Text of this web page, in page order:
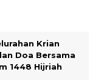
Krian
Doa Bersama
1448 Hijriah